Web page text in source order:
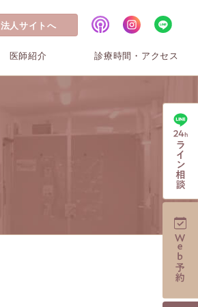
法人サイトへ
医師紹介 診療時間・アクセス